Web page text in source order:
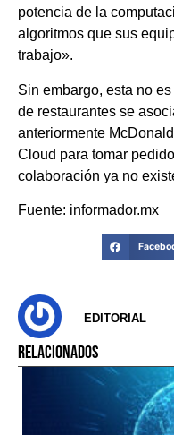
potencia de la
algoritmos que sus
trabajo».
Sin embargo, esta no
de restaurantes se
anteriormente
Cloud para tomar
colaboración ya no
Fuente: informador.mx
EDITORIAL
RELACIONADOS